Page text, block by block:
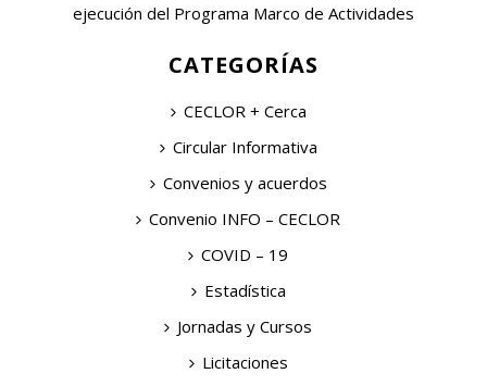
ejecución del Programa Marco de Actividades
CATEGORÍAS
CECLOR + Cerca
Circular Informativa
Convenios y acuerdos
Convenio INFO – CECLOR
COVID – 19
Estadística
Jornadas y Cursos
Licitaciones